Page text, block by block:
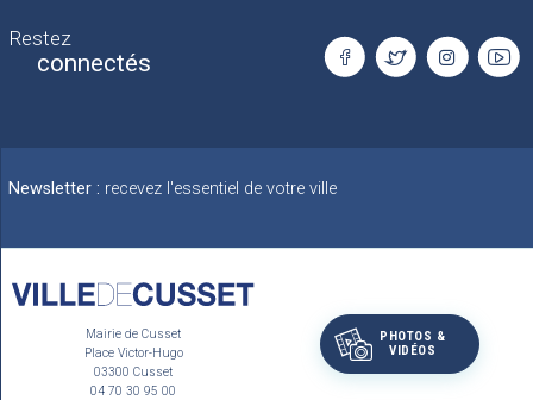
Restez
connectés
Newsletter : recevez l'essentiel de votre ville
Mairie de Cusset
Place Victor-Hugo
03300 Cusset
04 70 30 95 00
PHOTOS &
VIDÉOS